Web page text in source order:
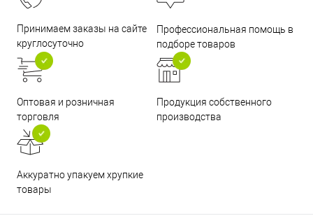
Принимаем заказы на сайте
круглосуточно
Профессиональная помощь в
подборе товаров
Оптовая и розничная
торговля
Продукция собственного
производства
Аккуратно упакуем хрупкие
товары